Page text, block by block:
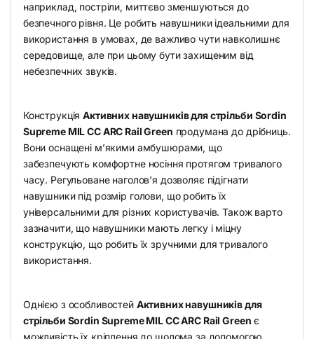
наприклад, постріли, миттєво зменшуються до
безпечного рівня. Це робить навушники ідеальними для
використання в умовах, де важливо чути навколишнє
середовище, але при цьому бути захищеним від
небезпечних звуків.
КонструкціяАктивних навушників для стрільби Sordin
Supreme MIL CC ARC Rail Green продумана до дрібниць.
Вони оснащені м’якими амбушюрами, що
забезпечують комфортне носіння протягом тривалого
часу. Регульоване наголов’я дозволяє підігнати
навушники під розмір голови, що робить їх
універсальними для різних користувачів. Також варто
зазначити, що навушники мають легку і міцну
конструкцію, що робить їх зручними для тривалого
використання.
Однією з особливостей Активних навушників для
стрільби Sordin Supreme MIL CC ARC Rail Green є